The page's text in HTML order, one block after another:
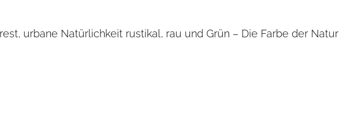
urbane Natürlichkeit rustikal, rau und Grün – Die Farbe der Natur